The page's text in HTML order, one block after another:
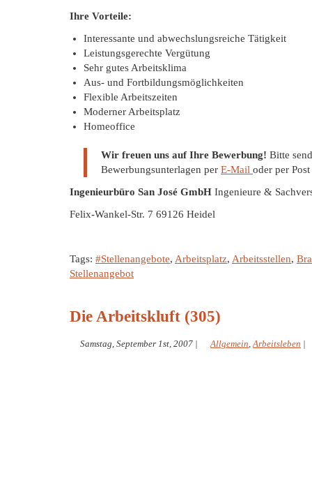
Ihre Vorteile:
Interessante und abwechslungsreiche Tätigkeit
Leistungsgerechte Vergütung
Sehr gutes Arbeitsklima
Aus- und Fortbildungsmöglichkeiten
Flexible Arbeitszeiten
Moderner Arbeitsplatz
Homeoffice
Wir freuen uns auf Ihre Bewerbung! Bitte
Bewerbungsunterlagen per E-Mail oder per
Ingenieurbüro San José GmbH Ingenieure &
Felix-Wankel-Str. 7 69126 Heidel
Tags: #Stellenangebote, Arbeitsplatz, Arbeitsstellen,
Stellenangebot
Die Arbeitskluft (305)
Samstag, September 1st, 2007 | Allgemein,Arbeitsleben |